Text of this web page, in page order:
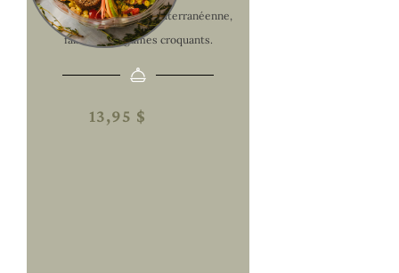
Couscous perlé à la méditerranéenne,
falafels et légumes croquants.
13,95 $